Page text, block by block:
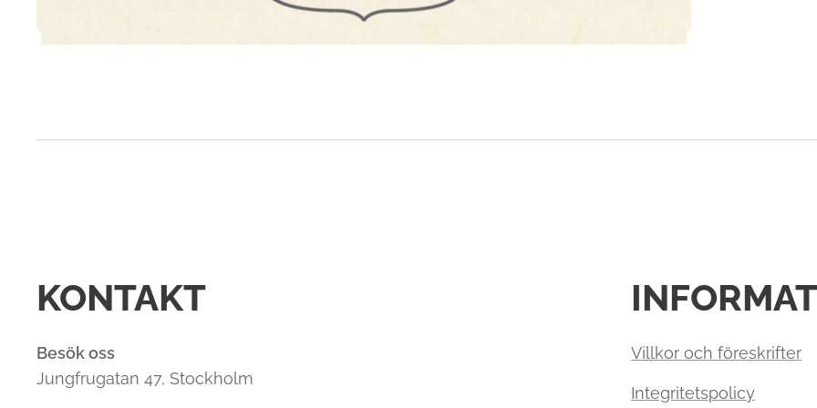
KONTAKT
Besök oss
Jungfrugatan 47, Stockholm
Villkor och föreskrifter
Integritetspolicy